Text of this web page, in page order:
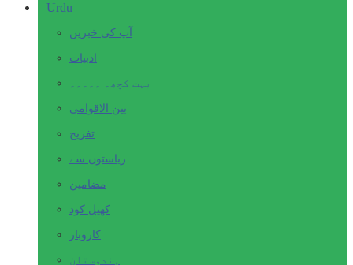
Urdu
آپ کی خبریں
ادبیات
بہت کچھ۔ ۔۔۔۔۔
بین الاقوامی
تفریح
ریاستوں سے
مضامین
کھیل کود
کاروبار
ہندوستان